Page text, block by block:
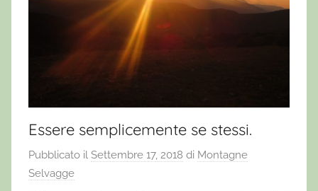
Essere semplicemente se stessi.
Pubblicato il Settembre 17, 2018 di Montagne
Selvagge